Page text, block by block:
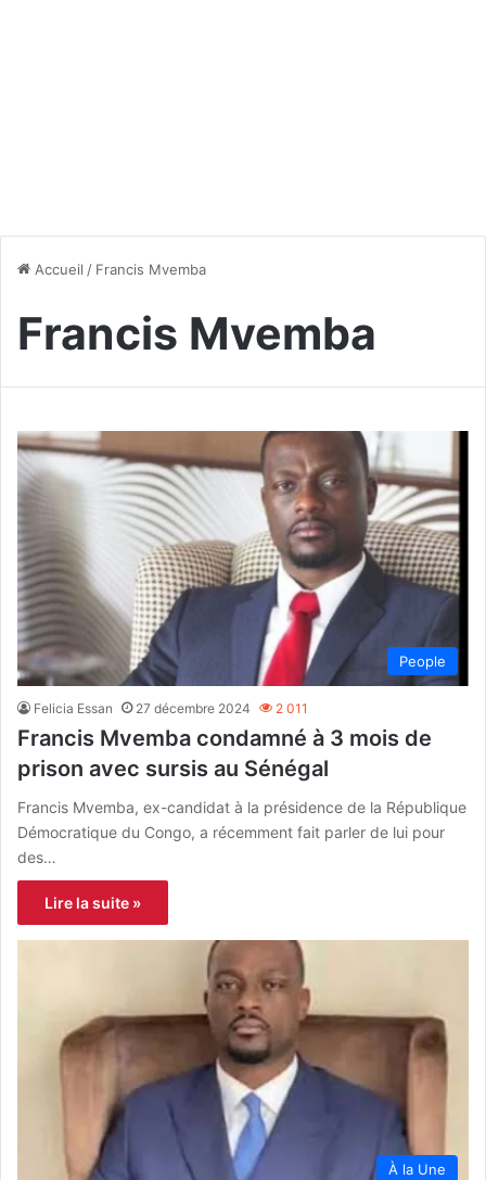
Accueil / Francis Mvemba
Francis Mvemba
People
Felicia Essan 27 décembre 2024 2 011
Francis Mvemba condamné à 3 mois de
prison avec sursis au Sénégal
Francis Mvemba, ex-candidat à la présidence de la République
Démocratique du Congo, a récemment fait parler de lui pour
des…
Lire la suite »
À la Une